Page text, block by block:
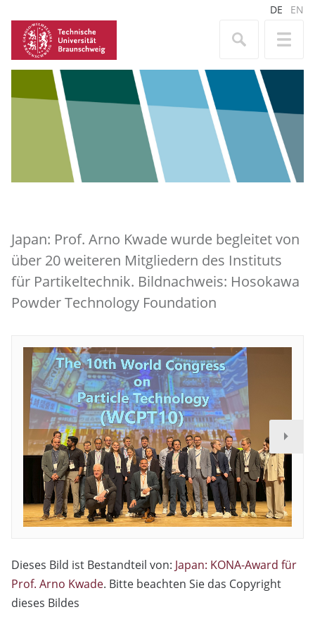
DE EN
Japan: Prof. Arno Kwade wurde begleitet von
über 20 weiteren Mitgliedern des Instituts
für Partikeltechnik. Bildnachweis: Hosokawa
Powder Technology Foundation
Dieses Bild ist Bestandteil von: Japan: KONA-Award für
Prof. Arno Kwade. Bitte beachten Sie das Copyright
dieses Bildes